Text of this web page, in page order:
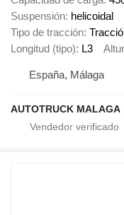
Suspensión helicoidal
Tipo de tracción
Longitud (tipo) L3
España, Málaga
AUTOTRUCK MALAGA